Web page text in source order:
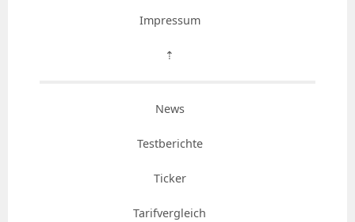
Impressum
⇡
News
Testberichte
Ticker
Tarifvergleich